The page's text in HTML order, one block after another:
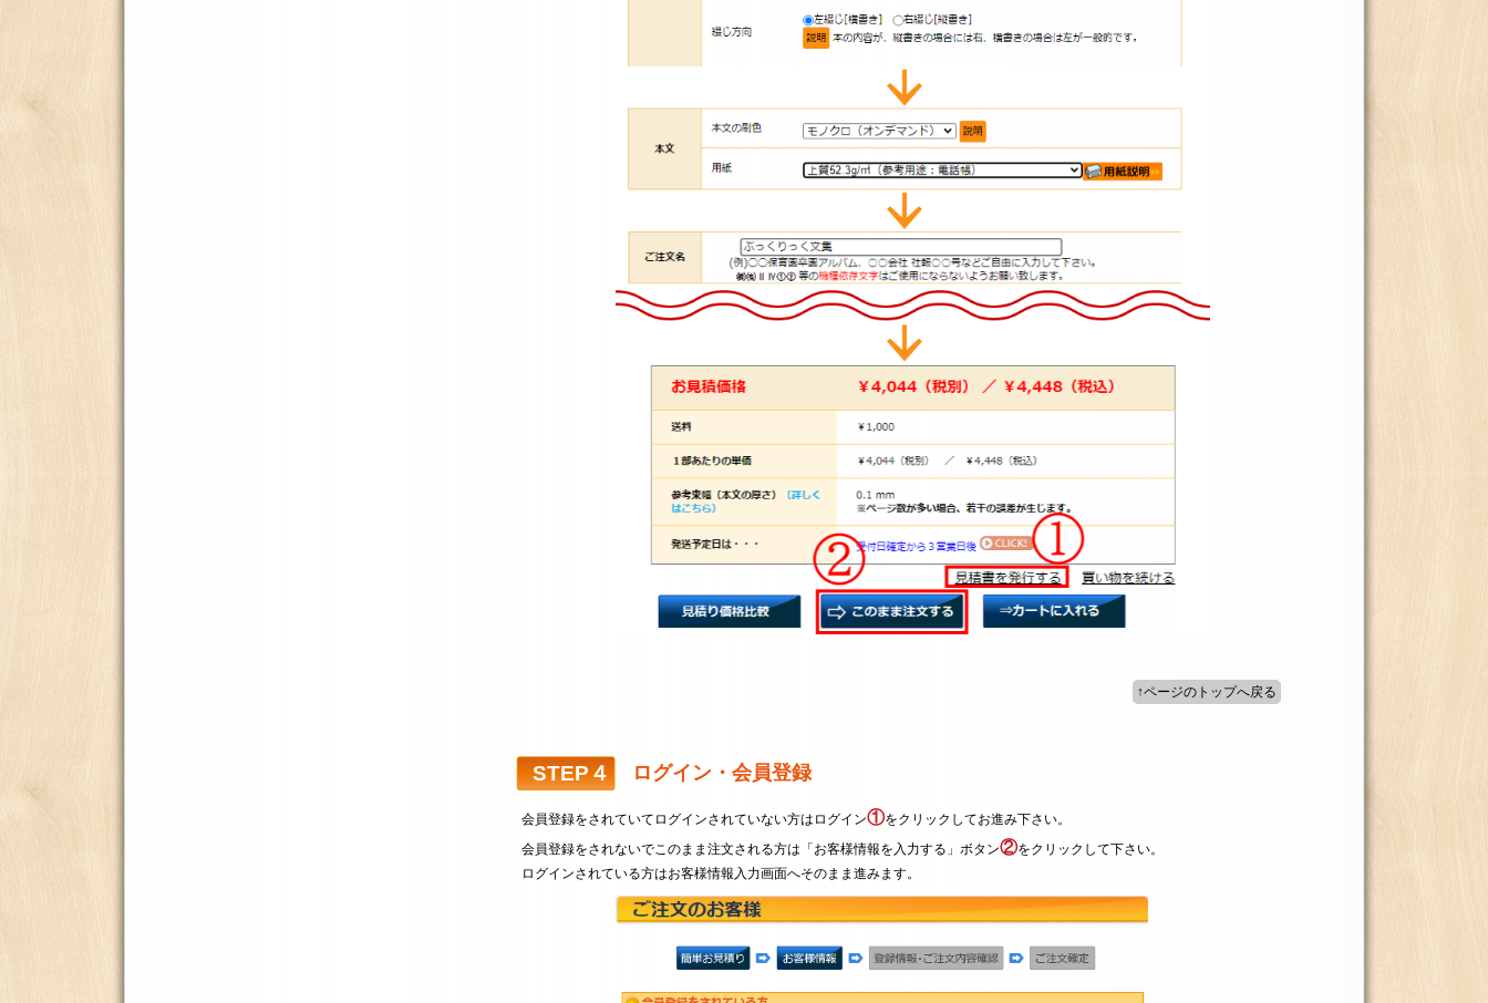
↑ページのトップへ戻る
STEP４ ログイン・会員登録
会員登録をされていてログインされていない方はログイン①をクリックしてお進み下さい。
会員登録をされないでこのまま注文される方は「お客様情報を入力する」ボタン②をクリックして下さい。
ログインされている方はお客様情報入力画面へそのまま進みます。